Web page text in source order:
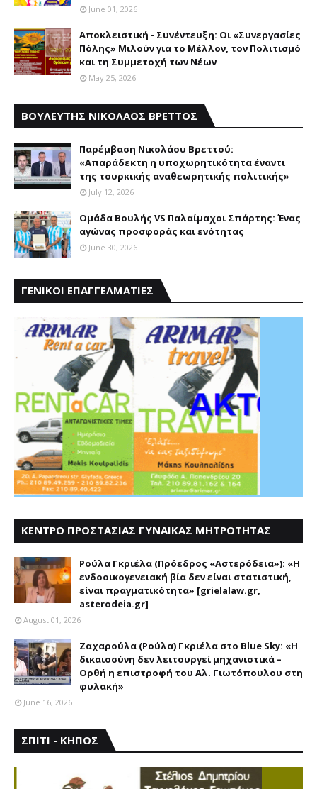
June 01, 2026
Αποκλειστική - Συνέντευξη: Οι «Συνεργασίες
Πόλης» Μιλούν για το Μέλλον, τον Πολιτισμό
και τη Συμμετοχή των Νέων
May 25, 2026
ΒΟΥΛΕΥΤΗΣ ΝΙΚΟΛΑΟΣ ΒΡΕΤΤΟΣ
Παρέμβαση Nικολάου Bρεττού:
«Aπαράδεκτη η υποχωρητικότητα έναντι
της τουρκικής αναθεωρητικής πολιτικής»
July 12, 2026
Ομάδα Βουλής VS Παλαίμαχοι Σπάρτης: Ένας
αγώνας προσφοράς και ενότητας
June 30, 2026
ΓΕΝΙΚΟΙ ΕΠΑΓΓΕΛΜΑΤΙΕΣ
ΚΕΝΤΡΟ ΠΡΟΣΤΑΣΙΑΣ ΓΥΝΑΙΚΑΣ ΜΗΤΡΟΤΗΤΑΣ
Ρούλα Γκριέλα (Πρόεδρος «Αστερόδεια»): «Η
ενδοοικογενειακή βία δεν είναι στατιστική,
είναι πραγματικότητα» [grielalaw.gr,
asterodeia.gr]
August 01, 2026
Ζαχαρούλα (Ρούλα) Γκριέλα στο Blue Sky: «Η
δικαιοσύνη δεν λειτουργεί μηχανιστικά –
Ορθή η επιστροφή του Αλ. Γιωτόπουλου στη
φυλακή»
June 16, 2026
ΣΠΙΤΙ - ΚΗΠΟΣ